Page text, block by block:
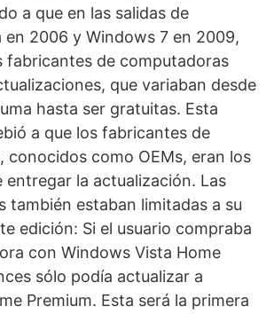
a que en las salidas de
en 2006 y Windows 7 en 2009,
fabricantes de computadoras
que variaban desde
hasta ser gratuitas. Esta
a que los fabricantes de
conocidos como OEMs, eran los
entregar la actualización. Las
también estaban limitadas a su
edición: Si el usuario compraba
con Windows Vista Home
sólo podía actualizar a
Premium. Esta será la primera